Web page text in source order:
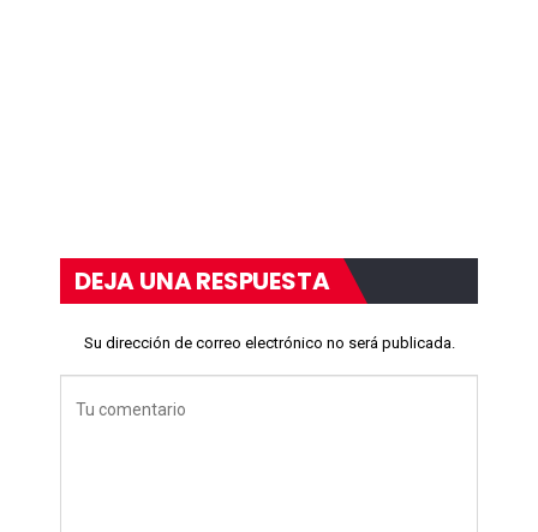
DEJA UNA RESPUESTA
Su dirección de correo electrónico no será publicada.